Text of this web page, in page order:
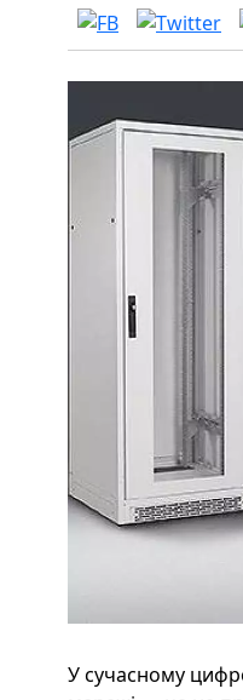
У сучасному